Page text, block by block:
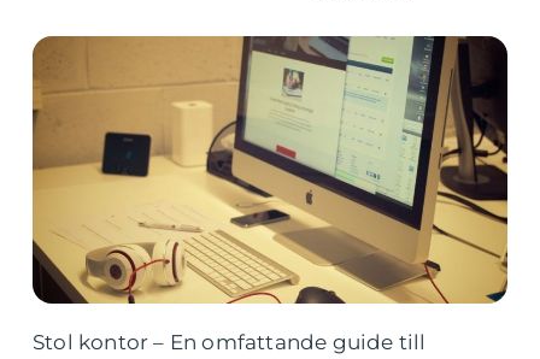
Stol kontor – En omfattande guide till